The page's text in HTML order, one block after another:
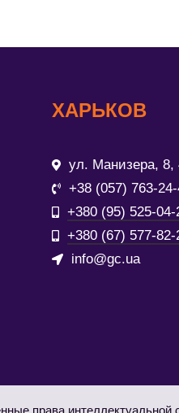
ХАРЬКОВ
ул. Манизера, 8,
+38 (057) 763-
+380 (95) 525-04-
+380 (67) 577-82-
info@gc.ua